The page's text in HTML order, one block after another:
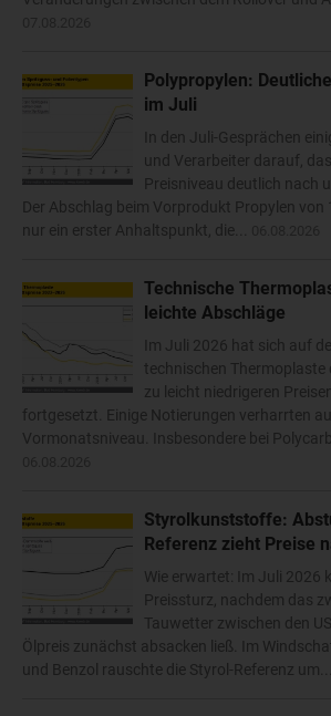
Polypropylen:
im Juli
In den Juli-Gesprächen
und Verarbeiter darauf,
Preisniveau deutlich nach
Der Abschlag beim Vorprodukt Propylen von
nur ein erster Anhaltspunkt, die...
Technische
leichte Abschläge
Im Juli 2026 hat sich auf
technischen Thermoplaste
zu leicht niedrigeren
fortgesetzt. Einige Notierungen verharrten
Vormonatsniveau. Insbesondere bei
Styrolkunststoffe:
Referenz zieht Preise
Wie erwartet: Im Juli 2026
Preissturz, nachdem das
Tauwetter zwischen den
Ölpreis zunächst absacken ließ. Im
und Benzol rauschte die Styrol-Referenz um...